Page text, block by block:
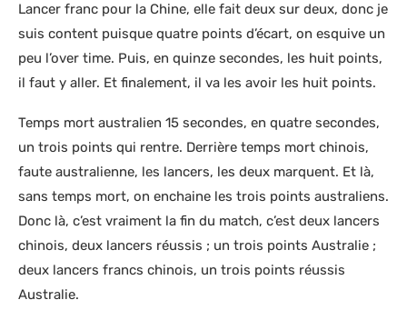
Lancer franc pour la Chine, elle fait deux sur deux, donc je
suis content puisque quatre points d’écart, on esquive un
peu l’over time. Puis, en quinze secondes, les huit points,
il faut y aller. Et finalement, il va les avoir les huit points.
Temps mort australien 15 secondes, en quatre secondes,
un trois points qui rentre. Derrière temps mort chinois,
faute australienne, les lancers, les deux marquent. Et là,
sans temps mort, on enchaine les trois points australiens.
Donc là, c’est vraiment la fin du match, c’est deux lancers
chinois, deux lancers réussis ; un trois points Australie ;
deux lancers francs chinois, un trois points réussis
Australie.